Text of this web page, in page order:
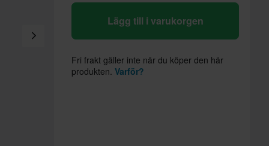
Lägg till i varukorgen
Fri frakt gäller inte när du köper den här
produkten. Varför?